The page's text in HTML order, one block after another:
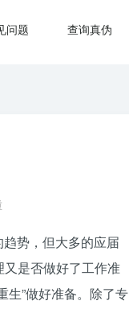
问题 查询真伪
势，但大多的应届
是否做好了工作准
生”做好准备。除了专